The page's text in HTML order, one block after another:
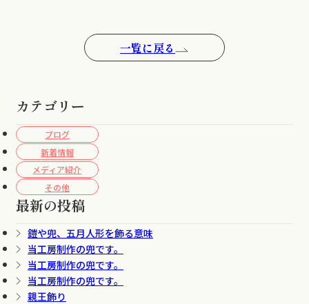
カテゴリー
ブログ
新着情報
メディア紹介
その他
最新の投稿
鎧や兜、五月人形を飾る意味
当工房制作の兜です。
当工房制作の兜です。
当工房制作の兜です。
親王飾り
一覧に戻る